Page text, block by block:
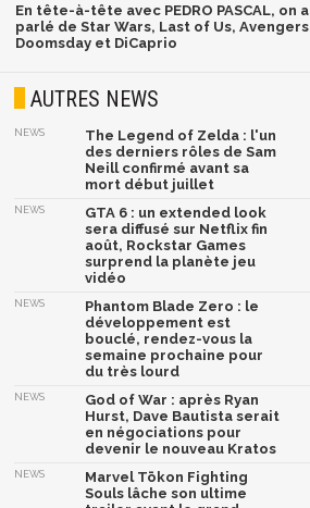
En tête-à-tête avec PEDRO PASCAL, on a
parlé de Star Wars, Last of Us, Avengers
Doomsday et DiCaprio
AUTRES NEWS
NEWS
The Legend of Zelda : l'un
des derniers rôles de Sam
Neill confirmé avant sa
mort début juillet
NEWS
GTA 6 : un extended look
sera diffusé sur Netflix fin
août, Rockstar Games
surprend la planète jeu
vidéo
NEWS
Phantom Blade Zero : le
développement est
bouclé, rendez-vous la
semaine prochaine pour
du très lourd
NEWS
God of War : après Ryan
Hurst, Dave Bautista serait
en négociations pour
devenir le nouveau Kratos
NEWS
Marvel Tōkon Fighting
Souls lâche son ultime